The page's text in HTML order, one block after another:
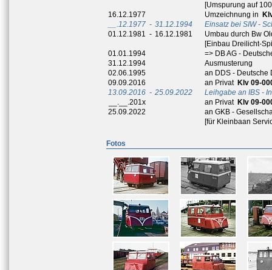
[Umspurung auf
16.12.1977
Umzeichnung in
__.12.1977 - 31.12.1994
Einsatz bei SIW -
01.12.1981 - 16.12.1981
Umbau durch Bw
[Einbau Dreilicht-
01.01.1994
=> DB AG -
31.12.1994
Ausmusterung
02.06.1995
an DDS - Deutsche
09.09.2016
an Privat Klv 09-
13.09.2016 - 25.09.2022
Leihgabe an IBS -
__.__.201x
an Privat Klv 09-
25.09.2022
an GKB -
[für Kleinbaan
Fotos